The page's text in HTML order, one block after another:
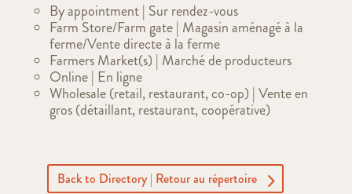
By appointment | Sur rendez-vous
Farm Store/Farm gate | Magasin aménagé à la
ferme/Vente directe à la ferme
Farmers Market(s) | Marché de producteurs
Online | En ligne
Wholesale (retail, restaurant, co-op) | Vente en
gros (détaillant, restaurant, coopérative)
Back to Directory | Retour au répertoire